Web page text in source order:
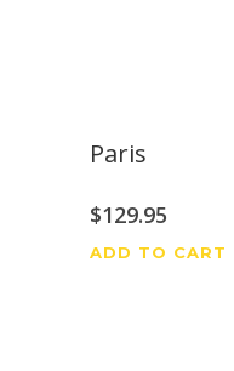
Paris
$129.95
ADD TO CART